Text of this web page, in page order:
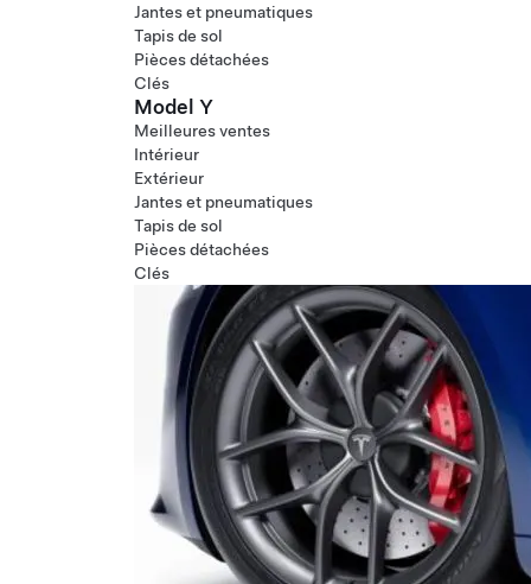
Jantes et pneumatiques
Tapis de sol
Pièces détachées
Clés
Model Y
Meilleures ventes
Intérieur
Extérieur
Jantes et pneumatiques
Tapis de sol
Pièces détachées
Clés